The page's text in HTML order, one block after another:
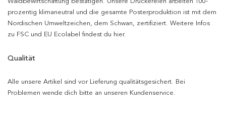
prozentig klimaneutral und die gesamte Posterproduktion ist mit dem
Nordischen Umweltzeichen, dem Schwan, zertifiziert. Weitere Infos
zu FSC und EU Ecolabel findest du hier.
Qualität
Alle unsere Artikel sind vor Lieferung qualitätsgesichert. Bei
Problemen wende dich bitte an unseren Kundenservice.